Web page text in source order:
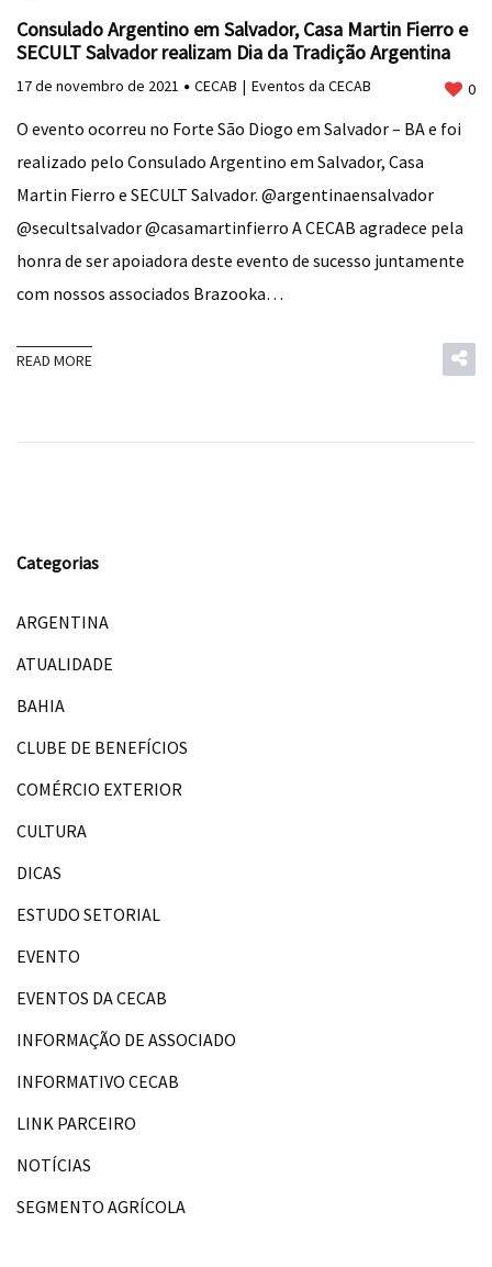
Consulado Argentino em Salvador, Casa Martin Fierro e
SECULT Salvador realizam Dia da Tradição Argentina
17 de novembro de 2021 CECAB Eventos da CECAB 0
O evento ocorreu no Forte São Diogo em Salvador – BA e foi
realizado pelo Consulado Argentino em Salvador, Casa
Martin Fierro e SECULT Salvador. @argentinaensalvador
@secultsalvador @casamartinfierro A CECAB agradece pela
honra de ser apoiadora deste evento de sucesso juntamente
com nossos associados Brazooka…
READ MORE
Categorias
ARGENTINA
ATUALIDADE
BAHIA
CLUBE DE BENEFÍCIOS
COMÉRCIO EXTERIOR
CULTURA
DICAS
ESTUDO SETORIAL
EVENTO
EVENTOS DA CECAB
INFORMAÇÃO DE ASSOCIADO
INFORMATIVO CECAB
LINK PARCEIRO
NOTÍCIAS
SEGMENTO AGRÍCOLA